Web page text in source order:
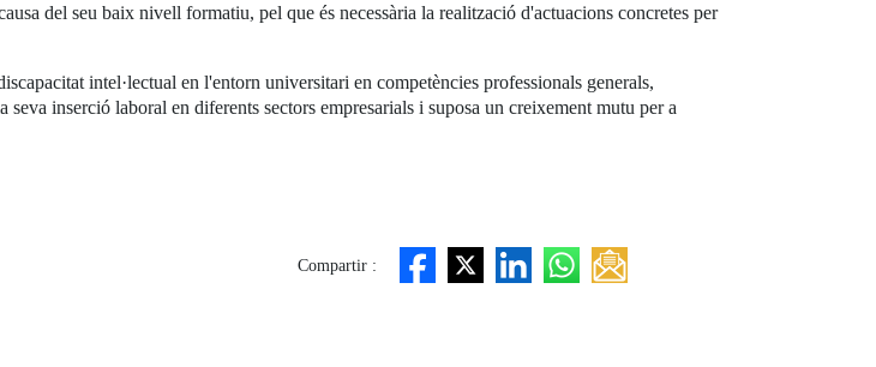
del seu baix nivell formatiu, pel que és necessària la realització d'actuacions concretes per
intel·lectual en l'entorn universitari en competències professionals generals,
inserció laboral en diferents sectors empresarials i suposa un creixement mutu per a
Compartir :